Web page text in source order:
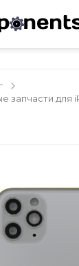
запчасти для